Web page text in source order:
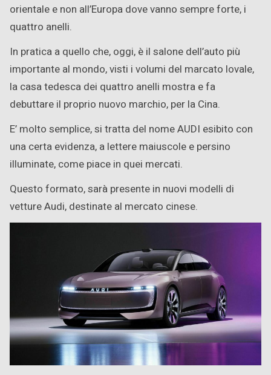
orientale e non all’Europa dove vanno sempre forte, i
quattro anelli.
In pratica a quello che, oggi, è il salone dell’auto più
importante al mondo, visti i volumi del marcato lovale,
la casa tedesca dei quattro anelli mostra e fa
debuttare il proprio nuovo marchio, per la Cina.
E’ molto semplice, si tratta del nome AUDI esibito con
una certa evidenza, a lettere maiuscole e persino
illuminate, come piace in quei mercati.
Questo formato, sarà presente in nuovi modelli di
vetture Audi, destinate al mercato cinese.